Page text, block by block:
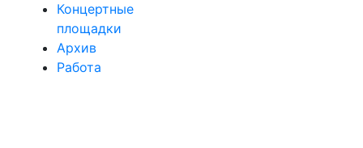
Концертные
площадки
Архив
Работа